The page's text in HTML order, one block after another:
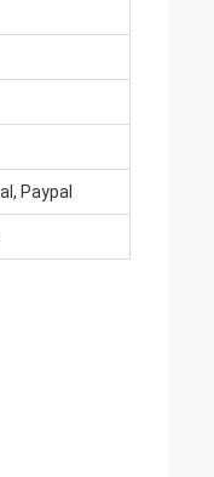
Paypal